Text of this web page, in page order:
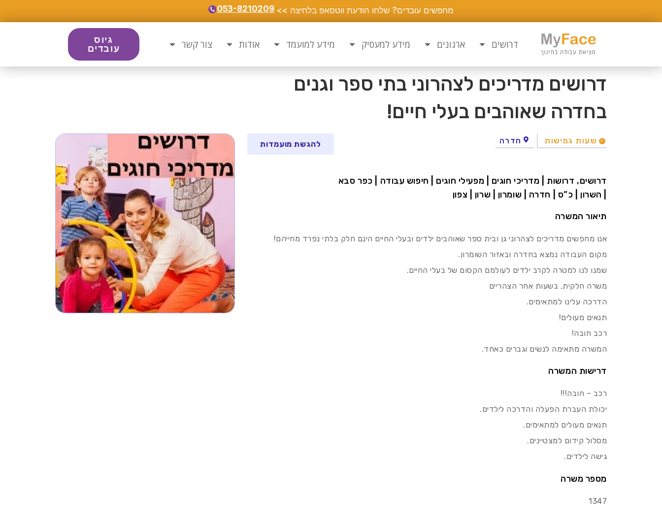
מחפשים עובדים? שלחו הודעת ווטסאפ בלחיצה >> 053-8210209
דרושים ארגונים מידע למעסיק מידע למועמד אודות צור קשר
גיוס
עובדים
דרושים מדריכים לצהרוני בתי ספר וגנים
בחדרה שאוהבים בעלי חיים!
שעות גמישות חדרה להגשת מועמדות
דרושים, דרושות | מדריכי חוגים | מפעילי חוגים | חיפוש עבודה | כפר סבא
| השרון | כ”ס | חדרה | שומרון | שרון | צפון
תיאור המשרה
אנו מחפשים מדריכים לצהרוני גן ובית ספר שאוהבים ילדים ובעלי החיים הינם חלק בלתי נפרד מחייהם!
מקום העבודה נמצא בחדרה ובאזור השומרון.
שמנו לנו למטרה לקרב ילדים לעולמם הקסום של בעלי החיים.
משרה חלקית, בשעות אחר הצהריים
הדרכה עלינו למתאימים.
תנאים מעולים!
רכב חובה!
המשרה מתאימה לנשים וגברים כאחד.
דרישות המשרה
רכב – חובה!!!
יכולת העברת הפעלה והדרכה לילדים.
תנאים מעולים למתאימים.
מסלול קידום למצטיינים.
גישה לילדים.
מספר משרה
1347